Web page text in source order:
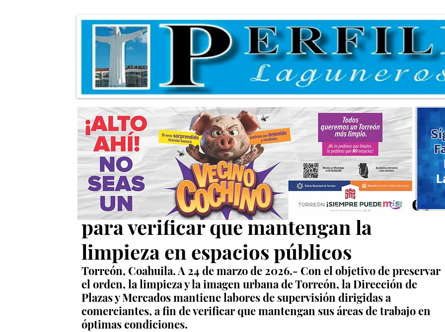
Refuerzan supervisión a comerciantes
para verificar que mantengan la
limpieza en espacios públicos
Torreón, Coahuila. A 24 de marzo de 2026.- Con el objetivo de preservar
el orden, la limpieza y la imagen urbana de Torreón, la Dirección de
Plazas y Mercados mantiene labores de supervisión dirigidas a
comerciantes, a fin de verificar que mantengan sus áreas de trabajo en
óptimas condiciones.